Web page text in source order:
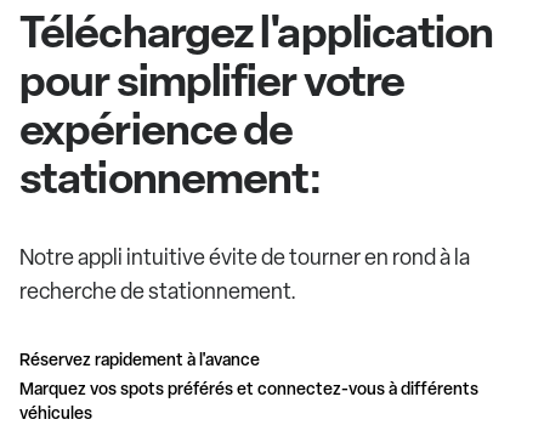
Téléchargez l'application
pour simplifier votre
expérience de
stationnement:
Notre appli intuitive évite de tourner en rond à la
recherche de stationnement.
Réservez rapidement à l'avance
Marquez vos spots préférés et connectez-vous à différents
véhicules